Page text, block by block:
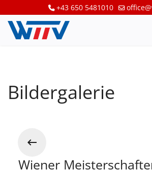
+43 650 5481010
Bildergalerie
Wiener